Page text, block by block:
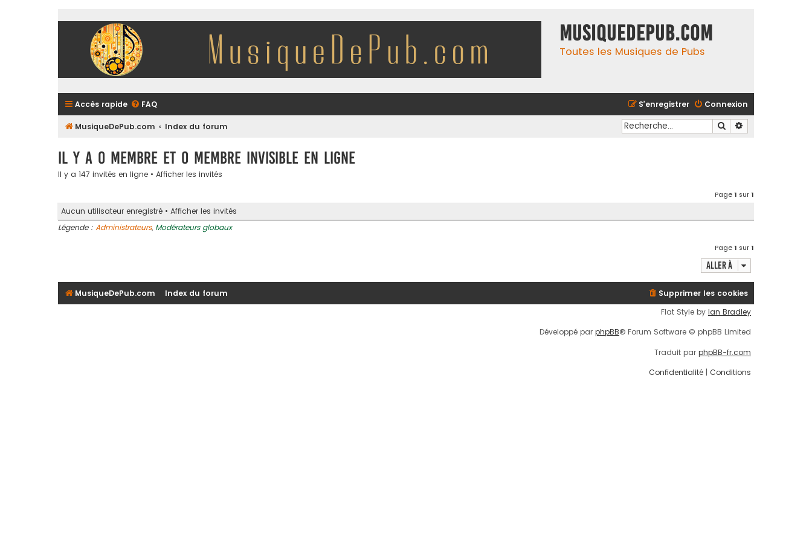
MusiqueDePub.com
Toutes les Musiques de Pubs
Accès rapide FAQ Connexion
S’enregistrer
MusiqueDePub.com Index du forum Rechercher
Il y a 0 membre et 0 membre invisible en ligne
Il y a 147 invités en ligne • Afficher les invités
Page1 sur1
Aucun utilisateur enregistré • Afficher les invités
Légende : Administrateurs, Modérateurs globaux
Page1 sur1
Aller à
MusiqueDePub.com Index du forum
Supprimer les cookies
Flat Style by Ian Bradley
Développé par phpBB® Forum Software © phpBB Limited
Traduit par phpBB-fr.com
Confidentialité | Conditions